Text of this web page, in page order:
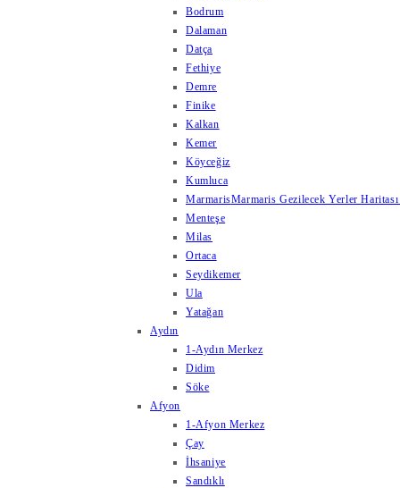
Bodrum
Dalaman
Datça
Fethiye
Demre
Finike
Kalkan
Kemer
Köyceğiz
Kumluca
MarmarisMarmaris Gezilecek Yerler
Menteşe
Milas
Ortaca
Seydikemer
Ula
Yatağan
Aydın
1-Aydın Merkez
Didim
Söke
Afyon
1-Afyon Merkez
Çay
İhsaniye
Sandıklı